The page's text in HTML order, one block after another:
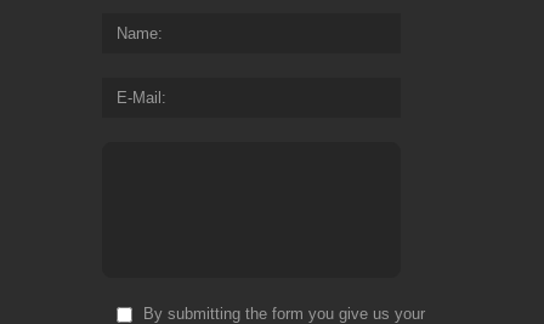
Name
E-Mail
By submitting the form you give us your